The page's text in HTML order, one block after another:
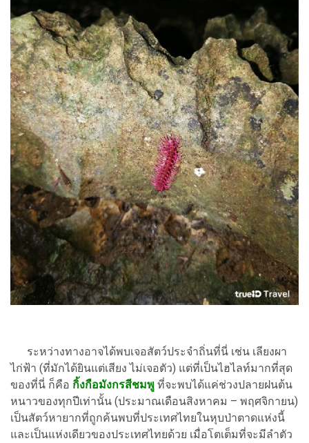
ระหว่างทางอาจได้พบเจอสัตว์ประจำถิ่นที่นี่ เช่น เลียงผา
ไก่ฟ้า (ที่มักได้ยินแต่เสียง ไม่เจอตัว) แต่ที่เป็นไฮไลท์มากที่สุด
ของที่นี่ ก็คือ กิ้งกือมังกรสีชมพู ที่จะพบได้แค่ช่วงปลายฝนต้น
หนาวของทุกปีเท่านั้น (ประมาณเดือนสิงหาคม – พฤศจิกายน)
เป็นสัตว์หายากที่ถูกค้นพบที่ประเทศไทยในหุบป่าตาดแห่งนี้
และเป็นแห่งเดียวของประเทศไทยด้วย เมื่อโตเต็มที่จะมีลำตัว